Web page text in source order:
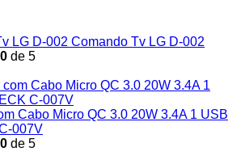
Comando Tv LG D-002
de 5
Cabo Micro QC 3.0 20W 3.4A 1 USB
007V
de 5